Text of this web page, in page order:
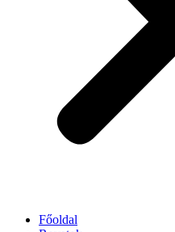
Főoldal